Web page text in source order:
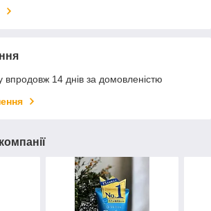
впродовж 14 днів за домовленістю